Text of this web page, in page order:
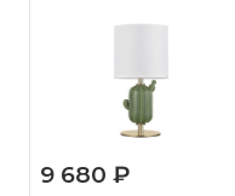
9 680 ₽